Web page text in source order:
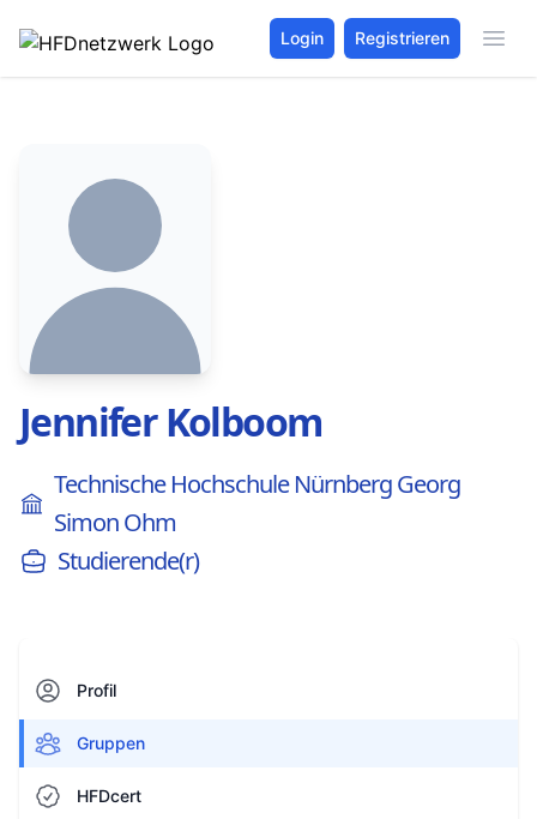
Login Registrieren
Jennifer Kolboom
Technische Hochschule Nürnberg Georg
Simon Ohm
Studierende(r)
Profil
Gruppen
HFDcert